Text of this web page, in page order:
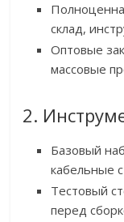
склад,
Оптовые
массовые
2.
Базовый
кабельные
Тестовый
перед